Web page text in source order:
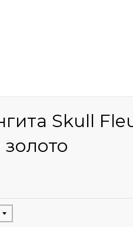
Skull